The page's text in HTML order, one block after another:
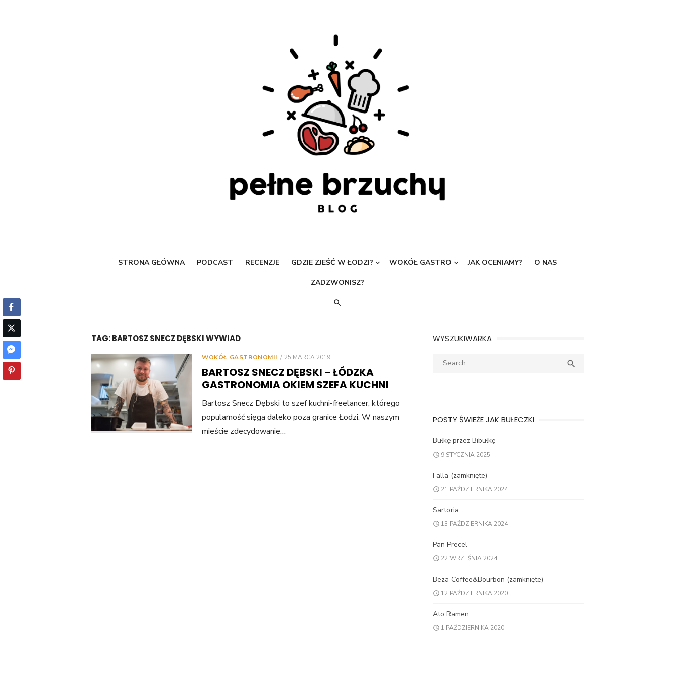
STRONA GŁÓWNA PODCAST RECENZJE GDZIE ZJEŚĆ W ŁODZI? WOKÓŁ GASTRO JAK OCENIAMY? O NAS
ZADZWONISZ?
TAG:BARTOSZ SNECZ DĘBSKI WYWIAD
WOKÓŁ GASTRONOMII
POSTED
25 MARCA 2019
BARTOSZ SNECZ DĘBSKI – ŁÓDZKA
GASTRONOMIA OKIEM SZEFA KUCHNI
Bartosz Snecz Dębski to szef kuchni-freelancer, którego
popularność sięga daleko poza granice Łodzi. W naszym
mieście zdecydowanie…
WYSZUKIWARKA
Search

POSTY ŚWIEŻE JAK BUŁECZKI
Bułkę przez Bibułkę
9 STYCZNIA 2025
Falla (zamknięte)
21 PAŹDZIERNIKA 2024
Sartoria
13 PAŹDZIERNIKA 2024
Pan Precel
22 WRZEŚNIA 2024
Beza Coffee&Bourbon (zamknięte)
12 PAŹDZIERNIKA 2020
Ato Ramen
1 PAŹDZIERNIKA 2020